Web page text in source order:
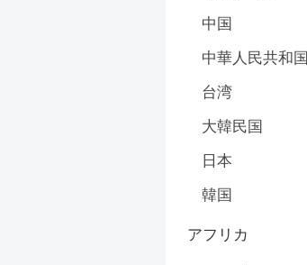
中国
中華人民共和国
台湾
大韓民国
日本
韓国
アフリカ